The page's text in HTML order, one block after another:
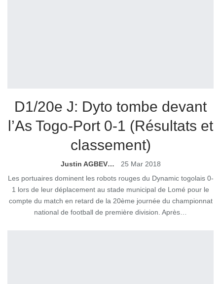
D1/20e J: Dyto tombe devant
l’As Togo-Port 0-1 (Résultats et
classement)
Justin AGBEVO
25 Mar 2018
Les portuaires dominent les robots rouges du Dynamic togolais 0-
1 lors de leur déplacement au stade municipal de Lomé pour le
compte du match en retard de la 20ème journée du championnat
national de football de première division. Après…